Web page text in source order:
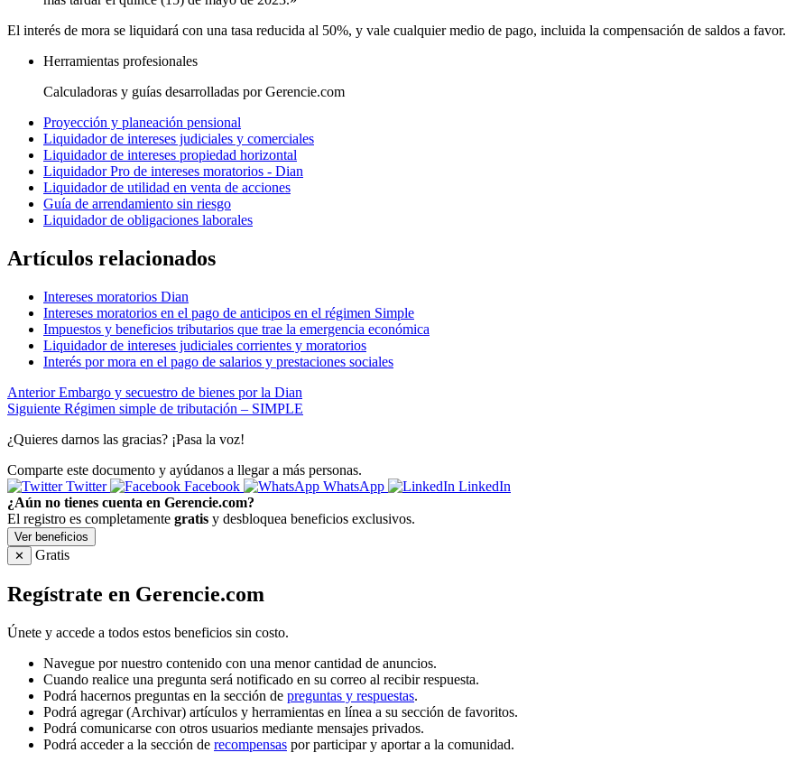
El interés de mora se liquidará con una tasa reducida al 50%, y vale cualquier medio de pago, incluida la compensación de saldos a favor.
Herramientas profesionales
Calculadoras y guías desarrolladas por Gerencie.com
Proyección y planeación pensional
Liquidador de intereses judiciales y comerciales
Liquidador de intereses propiedad horizontal
Liquidador Pro de intereses moratorios - Dian
Liquidador de utilidad en venta de acciones
Guía de arrendamiento sin riesgo
Liquidador de obligaciones laborales
Artículos relacionados
Intereses moratorios Dian
Intereses moratorios en el pago de anticipos en el régimen Simple
Impuestos y beneficios tributarios que trae la emergencia económica
Liquidador de intereses judiciales corrientes y moratorios
Interés por mora en el pago de salarios y prestaciones sociales
Anterior Embargo y secuestro de bienes por la Dian
Siguiente Régimen simple de tributación – SIMPLE
¿Quieres darnos las gracias? ¡Pasa la voz!
Comparte este documento y ayúdanos a llegar a más personas.
Twitter
Facebook WhatsApp
LinkedIn
¿Aún no tienes cuenta en Gerencie.com?
El registro es completamente gratis y desbloquea beneficios exclusivos.
Ver beneficios
✕
Gratis
Regístrate en Gerencie.com
Únete y accede a todos estos beneficios sin costo.
Navegue por nuestro contenido con una menor cantidad de anuncios.
Cuando realice una pregunta será notificado en su correo al recibir respuesta.
Podrá hacernos preguntas en la sección de preguntas y respuestas.
Podrá agregar (Archivar) artículos y herramientas en línea a su sección de favoritos.
Podrá comunicarse con otros usuarios mediante mensajes privados.
Podrá acceder a la sección de recompensas por participar y aportar a la comunidad.